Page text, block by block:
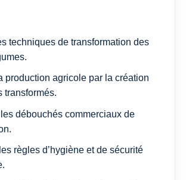
techniques de transformation des
production agricole par la création
transformés.
débouchés commerciaux de
règles d’hygiène et de sécurité